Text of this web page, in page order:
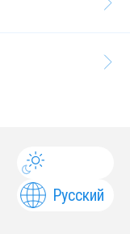
Русский